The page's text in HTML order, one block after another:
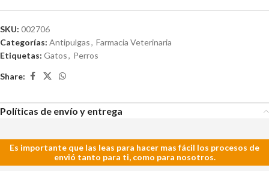
SKU: 002706
Categorías: Antipulgas, Farmacia Veterinaria
Etiquetas: Gatos, Perros
Share:
Políticas de envío y entrega
Es importante que las leas para hacer mas fácil los procesos de
envió tanto para ti, como para nosotros.